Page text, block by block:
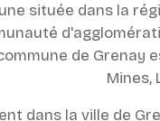
située dans la
de
Mines,
dans la ville de